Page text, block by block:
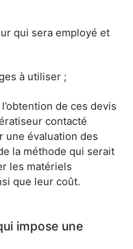
qui sera employé et
à utiliser ;
de ces devis
contacté
une évaluation des
la méthode qui serait
les matériels
que leur coût.
impose une